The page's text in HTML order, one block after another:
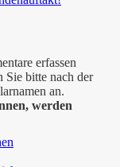
erfassen
Sie bitte nach der
an.
werden